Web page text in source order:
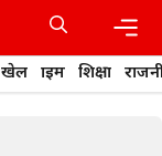
खेल क्राइम शिक्षा